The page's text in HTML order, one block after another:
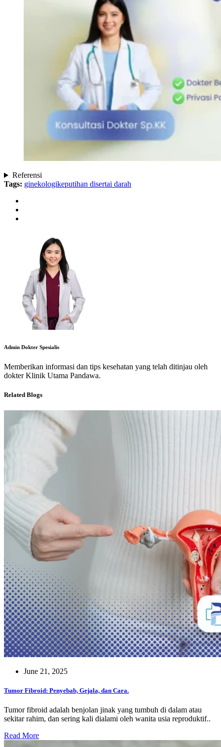
Referensi
Tags: ginekologikeputihan disertai darah
Admin Dokter Spesialis
Memberikan informasi dan tips kesehatan yang telah ditinjau oleh
dokter Klinik Utama Pandawa.
Related Blogs
June 21, 2025
Tumor Fibroid: Penyebab, Gejala, dan Cara.
Tumor fibroid adalah benjolan jinak yang tumbuh di dalam atau
sekitar rahim, dan sering kali dialami oleh wanita usia reproduktif..
Read More